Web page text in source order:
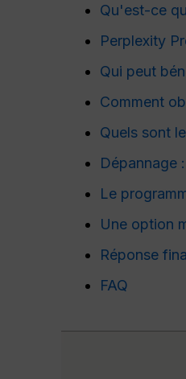
Qu'est-ce
Perplexity
Qui peut
Comment
Quels sont
Dépannage
Le
Une option
Réponse
FAQ